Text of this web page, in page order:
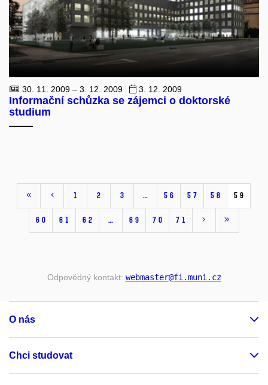
30. 11. 2009 – 3. 12. 2009 3. 12. 2009
Informační schůzka se zájemci o doktorské
studium
1 2 3 … 56 57 58 59
60 61 62 … 69 70 71
Odpovědný kontakt: webmaster@fi.muni.cz
O nás
Chci studovat